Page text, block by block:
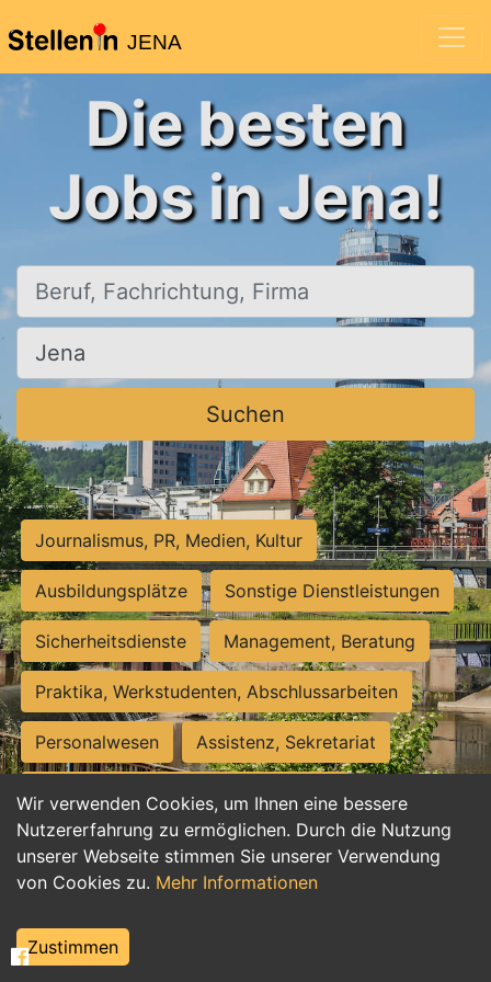
JENA
Wir verwenden Cookies, um Ihnen eine bessere
Nutzererfahrung zu ermöglichen. Durch die Nutzung
unserer Webseite stimmen Sie unserer Verwendung
von Cookies zu. Mehr Informationen
Zustimmen
Die besten
Jobs in Jena!
Beruf, Fachrichtung, Firma
Ort, Stadt
Suchen
Journalismus, PR, Medien, Kultur
Ausbildungsplätze Sonstige Dienstleistungen
Sicherheitsdienste Management, Beratung
Praktika, Werkstudenten, Abschlussarbeiten
Personalwesen Assistenz, Sekretariat
Hilfskräfte, Aushilfs- und Nebenjobs
Einkauf, Logistik, Materialwirtschaft
Weiterbildung, Studium, duale Ausbildung
Tourismus